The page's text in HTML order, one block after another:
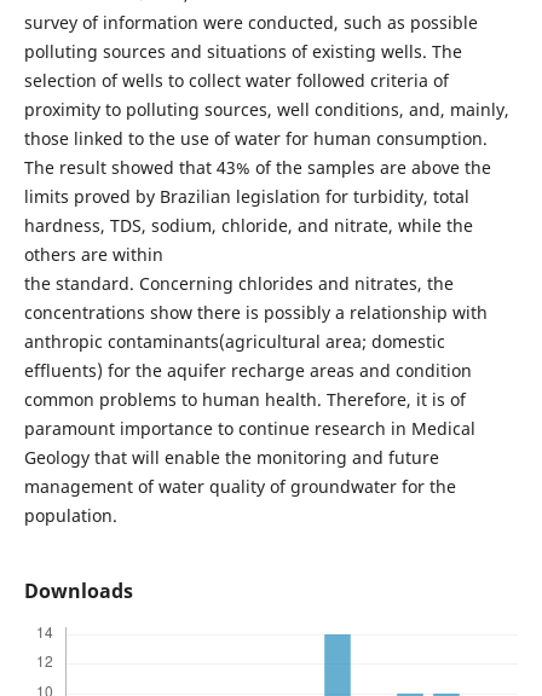
survey of information were conducted, such as possible
polluting sources and situations of existing wells. The
selection of wells to collect water followed criteria of
proximity to polluting sources, well conditions, and, mainly,
those linked to the use of water for human consumption.
The result showed that 43% of the samples are above the
limits proved by Brazilian legislation for turbidity, total
hardness, TDS, sodium, chloride, and nitrate, while the
others are within
the standard. Concerning chlorides and nitrates, the
concentrations show there is possibly a relationship with
anthropic contaminants(agricultural area; domestic
effluents) for the aquifer recharge areas and condition
common problems to human health. Therefore, it is of
paramount importance to continue research in Medical
Geology that will enable the monitoring and future
management of water quality of groundwater for the
population.
Downloads